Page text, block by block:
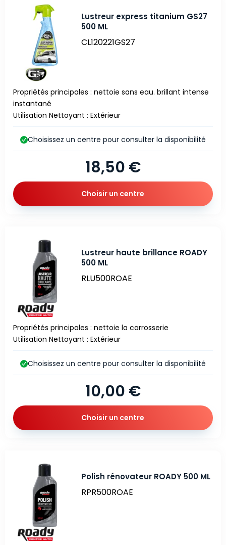
Lustreur express titanium GS27
500 ML
CL120221GS27
Propriétés principales : nettoie sans eau. brillant intense
instantané
Utilisation Nettoyant : Extérieur
18,50 €
Choisissez un centre pour consulter la disponibilité
Choisir un centre
Lustreur haute brillance ROADY
500 ML
RLU500ROAE
Propriétés principales : nettoie la carrosserie
Utilisation Nettoyant : Extérieur
10,00 €
Choisissez un centre pour consulter la disponibilité
Choisir un centre
Polish rénovateur ROADY 500 ML
RPR500ROAE